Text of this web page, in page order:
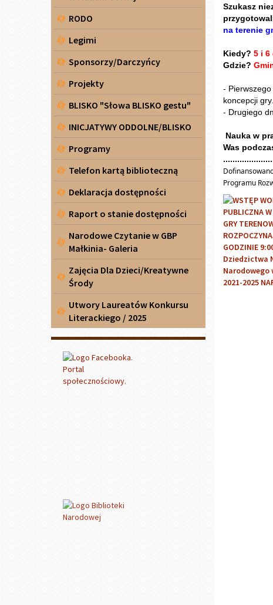
Szukasz
na terenie
Kiedy? 5 i 6
Gdzie?
-
koncepcji gry.
- Drugiego
Nauka w
Was
Programu
RODO
Legimi
Sponsorzy/Darczyńcy
Projekty
BLISKO "Słowa BLISKO gestu"
INICJATYWY ODDOLNE/BLISKO
Programy
Telefon kartą biblioteczną
Deklaracja dostępności
Raport o stanie dostępności
Narodowe Czytanie w GBP
Małkinia- Galeria
Zajęcia Dla Dzieci/Kreatywne
Środy
Utwory Laureatów Konkursu
Literackiego / 2025